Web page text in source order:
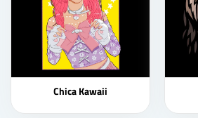
Chica Kawaii